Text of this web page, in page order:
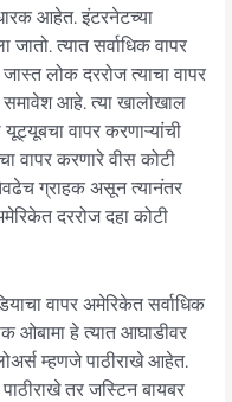
आहेत. इंटरनेटच्या
जातो. त्यात सर्वाधिक वापर
लोक दररोज त्याचा वापर
आहे. त्या खालोखाल
वापर करणाऱ्यांची
वापर करणारे वीस कोटी
ग्राहक असून त्यानंतर
दररोज दहा कोटी
वापर अमेरिकेत सर्वाधिक
ओबामा हे त्यात आघाडीवर
म्हणजे पाठीराखे आहेत.
तर जस्टिन बायबर